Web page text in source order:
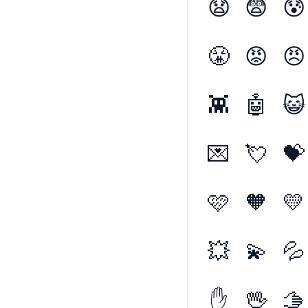
😧 😨
😰
😤
😡
😠
👾
🤖
😺
💌
💘
💝
🩷
🧡
💛
💥
💫
💦
✋
🖖 🫱